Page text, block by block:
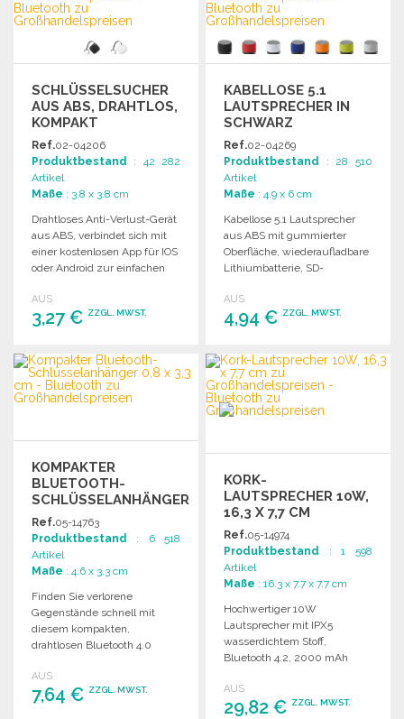
SCHLÜSSELSUCHER
AUS ABS, DRAHTLOS,
KOMPAKT
Ref.02-04206
Produktbestand : 42 282
Artikel
Maße : 3.8 x 3.8 cm
Drahtloses Anti-Verlust-Gerät
aus ABS, verbindet sich mit
einer kostenlosen App für IOS
oder Android zur einfachen
AUS
3,27 € ZZGL. MWST.
BESTELLEN
Angebot anfordern
KABELLOSE 5.1
LAUTSPRECHER IN
SCHWARZ
Ref.02-04269
Produktbestand : 28 510
Artikel
Maße : 4.9 x 6 cm
Kabellose 5.1 Lautsprecher
aus ABS mit gummierter
Oberfläche, wiederaufladbare
Lithiumbatterie, SD-
AUX/USB-Kabel.
Freisprechfunktion.
AUS
4,94 € ZZGL. MWST.
BESTELLEN
Angebot anfordern
KOMPAKTER
BLUETOOTH-
SCHLÜSSELANHÄNGER
0,8 X 3,3 CM
Ref.05-14763
Produktbestand : 6 518
Artikel
Maße : 4.6 x 3.3 cm
Finden Sie verlorene
Gegenstände schnell mit
diesem kompakten,
drahtlosen Bluetooth 4.0
Geolokalisierung über die
kostenlose App.
AUS
7,64 € ZZGL. MWST.
KORK-
LAUTSPRECHER 10W,
16,3 X 7,7 CM
Ref.05-14974
Produktbestand : 1 598
Artikel
Maße : 16.3 x 7.7 x 7.7 cm
Hochwertiger 10W
Lautsprecher mit IPX5
wasserdichtem Stoff,
Bluetooth 4.2, 2000 mAh
Spielzeit.
AUS
29,82 € ZZGL. MWST.